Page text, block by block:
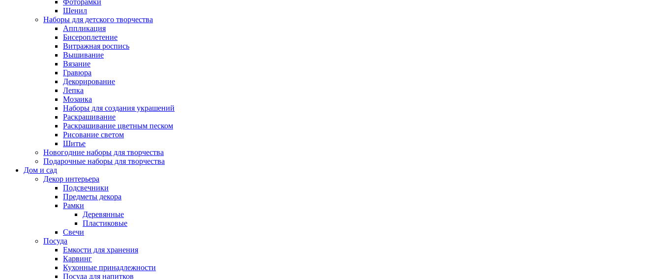
Фоторамки
Шенил
Наборы для детского творчества
Аппликация
Бисероплетение
Витражная роспись
Вышивание
Вязание
Гравюра
Декорирование
Лепка
Мозаика
Наборы для создания украшений
Раскрашивание
Раскрашивание цветным песком
Рисование светом
Шитье
Новогодние наборы для творчества
Подарочные наборы для творчества
Дом и сад
Декор интерьера
Подсвечники
Предметы декора
Рамки
Деревянные
Пластиковые
Свечи
Посуда
Емкости для хранения
Карвинг
Кухонные принадлежности
Посуда для напитков